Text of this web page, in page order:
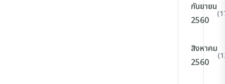
กันยายน
2560
สิงหาคม
2560